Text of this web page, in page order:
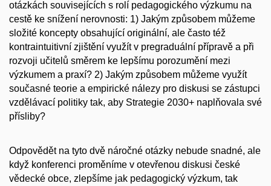
otázkách souvisejících s rolí pedagogického výzkumu na
cestě ke snížení nerovnosti: 1) Jakým způsobem můžeme
složité koncepty obsahující originální, ale často též
kontraintuitivní zjištění využít v pregraduální přípravě a při
rozvoji učitelů směrem ke lepšímu porozumění mezi
výzkumem a praxí? 2) Jakým způsobem můžeme využít
současné teorie a empirické nálezy pro diskusi se zástupci
vzdělávací politiky tak, aby Strategie 2030+ naplňovala své
přísliby?
Odpovědět na tyto dvě náročné otázky nebude snadné, ale
když konferenci proměníme v otevřenou diskusi české
vědecké obce, zlepšíme jak pedagogický výzkum, tak